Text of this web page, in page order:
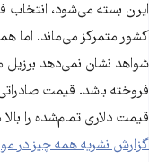
ایران بسته می‌شود،
کشور متمرکز می‌ماند. اما
شواهد نشان نمی‌دهد برزیل
فروخته باشد. قیمت صادراتی
قیمت دلاری تمام‌شده را
گزارش نشریه همه چیز در